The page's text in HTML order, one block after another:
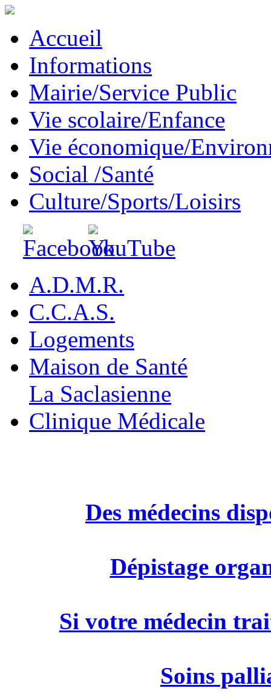
Accueil
Informations
Mairie/Service Public
Vie scolaire/Enfance
Vie économique/
Social /Santé
Culture/Sports/Loisirs
A.D.M.R.
C.C.A.S.
Logements
Maison de Santé
La Saclasienne
Clinique Médicale
Des médecins
Dépistage
Si votre médecin
Soins